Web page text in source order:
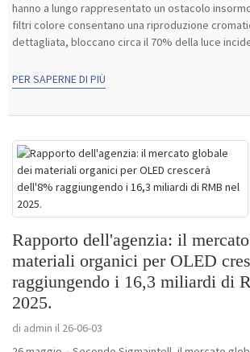
hanno a lungo rappresentato un ostacolo
filtri colore consentano una riproduzione
dettagliata, bloccano circa il 70% della luce
PER SAPERNE DI PIÙ
Rapporto dell'agenzia: il
materiali organici per OLED
raggiungendo i 16,3 miliardi di
2025.
di admin il 26-06-03